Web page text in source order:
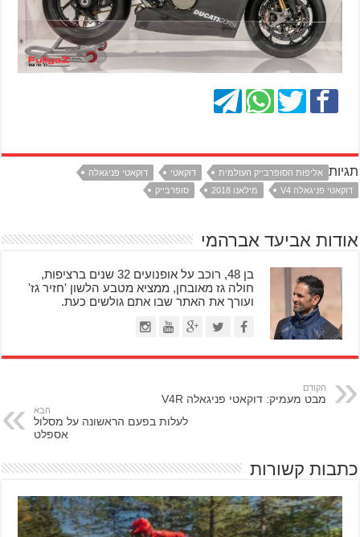
תגיות אליפות הסופרבייק העולמית דוקאטי
דוקאטי פניגאלה
דוקאטי פניגאלה V4
מילאנו 2018 סופרבייק
אודות אביעד אברהמי
בן 48, רוכב על אופנועים 32 שנים ברציפות,
חולה גז מאובחן, ממציא מטבע הלשון 'חזיר גז'
ועורך את האתר שבו אתם גולשים כעת.
הקודם
מבט מעמיק: דוקאטי פניגאלה V4R
הבא
לעלות בפעם הראשונה על מסלול
אספלט
כתבות קשורות